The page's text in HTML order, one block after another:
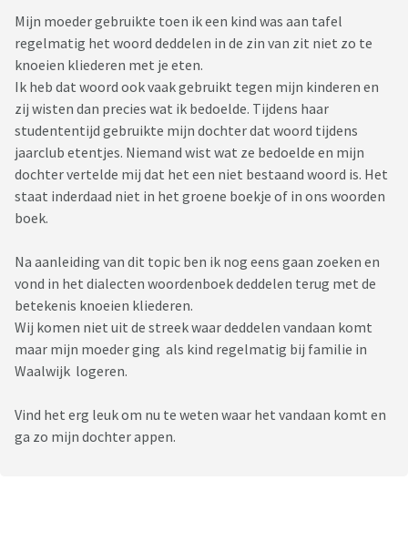
Mijn moeder gebruikte toen ik een kind was aan tafel
regelmatig het woord deddelen in de zin van zit niet zo te
knoeien kliederen met je eten.
Ik heb dat woord ook vaak gebruikt tegen mijn kinderen en
zij wisten dan precies wat ik bedoelde. Tijdens haar
studententijd gebruikte mijn dochter dat woord tijdens
jaarclub etentjes. Niemand wist wat ze bedoelde en mijn
dochter vertelde mij dat het een niet bestaand woord is. Het
staat inderdaad niet in het groene boekje of in ons woorden
boek.
Na aanleiding van dit topic ben ik nog eens gaan zoeken en
vond in het dialecten woordenboek deddelen terug met de
betekenis knoeien kliederen.
Wij komen niet uit de streek waar deddelen vandaan komt
maar mijn moeder ging als kind regelmatig bij familie in
Waalwijk logeren.
Vind het erg leuk om nu te weten waar het vandaan komt en
ga zo mijn dochter appen.